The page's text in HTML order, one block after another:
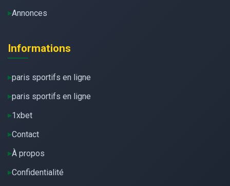
Annonces
Informations
paris sportifs en ligne
paris sportifs en ligne
1xbet
Contact
À propos
Confidentialité